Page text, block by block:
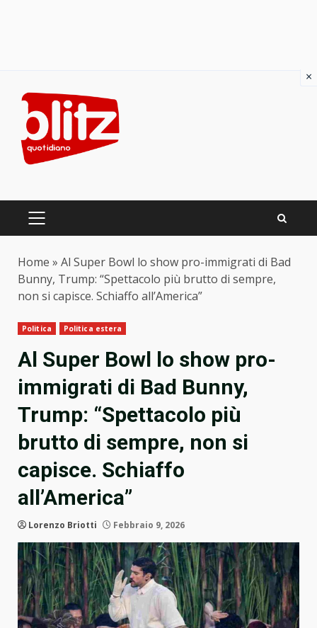
content
PRIMARY
Home » Al Super Bowl lo show pro-immigrati di Bad
Bunny, Trump: “Spettacolo più brutto di sempre,
non si capisce. Schiaffo all’America”
Politica Politica estera
Al Super Bowl lo show pro-
immigrati di Bad Bunny,
Trump: “Spettacolo più
brutto di sempre, non si
capisce. Schiaffo
all’America”
Lorenzo Briotti Febbraio 9, 2026
×